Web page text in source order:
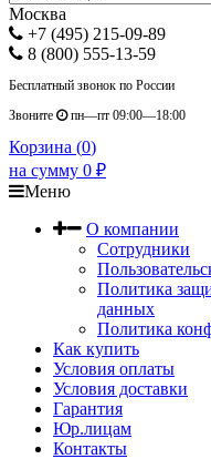
Москва
+7 (495) 215-09-89
8 (800) 555-13-59
Бесплатный звонок по России
Звоните
пн—пт 09:00—18:00
Корзина (0)
на сумму 0 ₽
Меню
О компании
Сотрудники
Политика
данных
Политика
Как купить
Условия оплаты
Условия доставки
Гарантия
Юр.лицам
Контакты